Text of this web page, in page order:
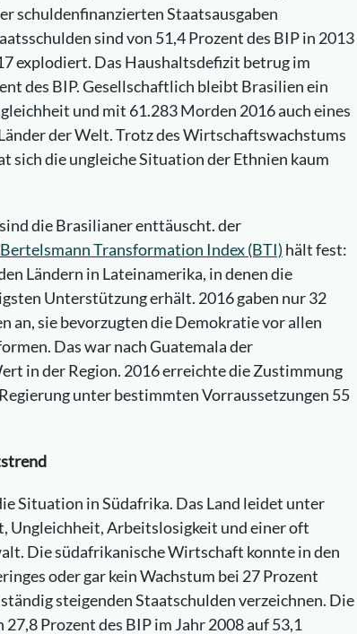
schuldenfinanzierten Staatsausgaben
sind von 51,4 Prozent des BIP in 2013
explodiert. Das Haushaltsdefizit betrug im
des BIP. Gesellschaftlich bleibt Brasilien ein
und mit 61.283 Morden 2016 auch eines
der Welt. Trotz des Wirtschaftswachstums
sich die ungleiche Situation der Ethnien kaum
die Brasilianer enttäuscht. der
Transformation Index (BTI) hält fest:
Ländern in Lateinamerika, in denen die
Unterstützung erhält. 2016 gaben nur 32
an, sie bevorzugten die Demokratie vor allen
Das war nach Guatemala der
in der Region. 2016 erreichte die Zustimmung
unter bestimmten Vorraussetzungen 55
Situation in Südafrika. Das Land leidet unter
Ungleichheit, Arbeitslosigkeit und einer oft
Die südafrikanische Wirtschaft konnte in den
oder gar kein Wachstum bei 27 Prozent
steigenden Staatschulden verzeichnen. Die
27,8 Prozent des BIP im Jahr 2008 auf 53,1